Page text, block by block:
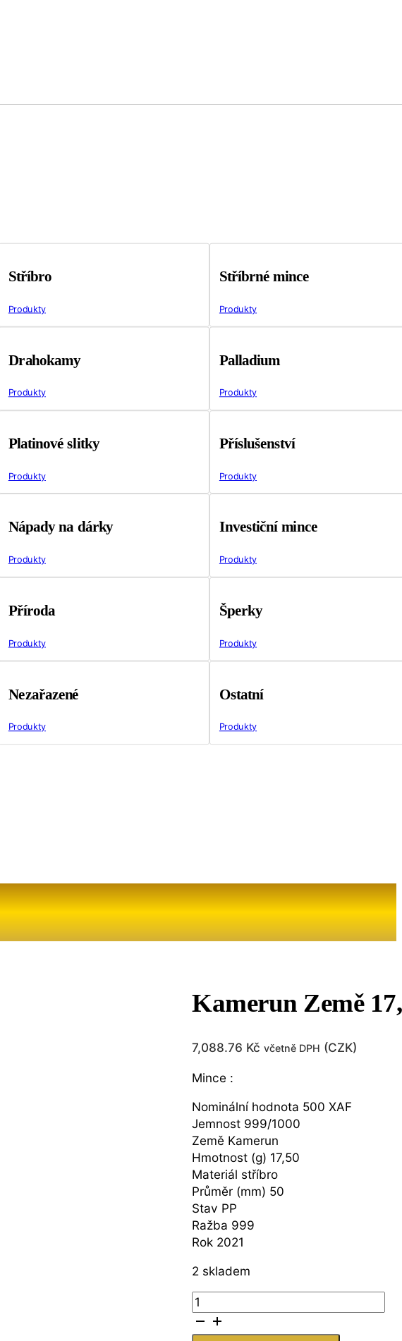
Stříbro
Produkty
Stříbrné mince
Produkty
Drahokamy
Produkty
Palladium
Produkty
Platinové slitky
Produkty
Příslušenství
Produkty
Nápady na dárky
Produkty
Investiční mince
Produkty
Příroda
Produkty
Šperky
Produkty
Nezařazené
Produkty
Ostatní
Produkty
Kamerun Země
7,088.76 Kč včetně DPH (CZK)
Mince :
Nominální hodnota 500 XAF
Jemnost 999/1000
Země Kamerun
Hmotnost (g) 17,50
Materiál stříbro
Průměr (mm) 50
Stav PP
Ražba 999
Rok 2021
2 skladem
Kamerun
Země
17,50g